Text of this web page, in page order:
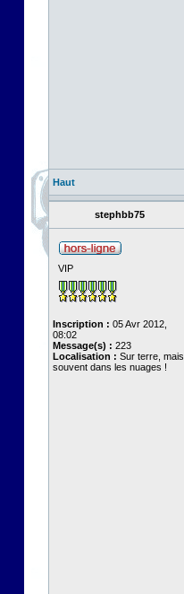
Haut
stephbb75
VIP
Inscription : 05 Avr 2012,
08:02
Message(s) : 223
Localisation : Sur terre, mais
souvent dans les nuages !